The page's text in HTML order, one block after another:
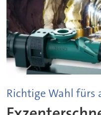
Richtige Wahl fürs